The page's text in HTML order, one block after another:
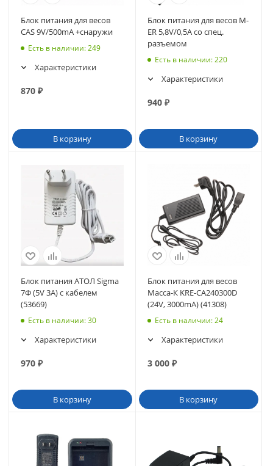
Блок питания для весов
CAS 9V/500mA +снаружи
Есть в наличии: 249
Характеристики
870 ₽
В корзину
Блок питания для весов M-
ER 5,8V/0,5A со спец.
разъемом
Есть в наличии: 220
Характеристики
940₽
В корзину
Блок питания АТОЛ Sigma
7Ф (5V 3A) с кабелем
(53669)
Есть в наличии: 30
Характеристики
970 ₽
В корзину
Блок питания для весов
Масса-К KRE-CA240300D
(24V, 3000mA) (41308)
Есть в наличии: 24
Характеристики
3 000₽
В корзину